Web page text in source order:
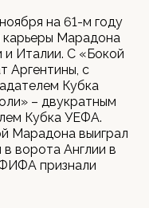
на 61-м году
карьеры Марадона
и Италии. С «Бокой
Аргентины, с
Кубка
– двукратным
Кубка УЕФА.
Марадона выиграл
ворота Англии в
признали